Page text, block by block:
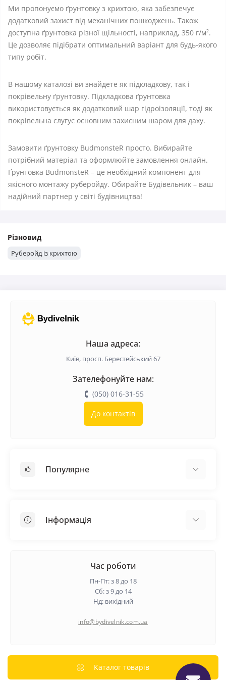
Ми пропонуємо ґрунтовку з крихтою, яка забезпечує
додатковий захист від механічних пошкоджень. Також
доступна ґрунтовка різної щільності, наприклад, 350 г/м².
Це дозволяє підібрати оптимальний варіант для будь-якого
типу робіт.
В нашому каталозі ви знайдете як підкладкову, так і
покрівельну ґрунтовку. Підкладкова ґрунтовка
використовується як додатковий шар гідроізоляції, тоді як
покрівельна слугує основним захисним шаром для даху.
Замовити ґрунтовку BudmonsteR просто. Вибирайте
потрібний матеріал та оформлюйте замовлення онлайн.
Ґрунтовка BudmonsteR – це необхідний компонент для
якісного монтажу руберойду. Обирайте Будівельник – ваш
надійний партнер у світі будівництва!
Різновид
Руберойд із крихтою
Наша адреса:
Київ, просп. Берестейський 67
Зателефонуйте нам:
(050) 016-31-55
До контактів
Популярне
Самовирівнююча суміш
Інформація
Гарантія та повернення
Політика конфіденційності
Час роботи
Пн-Пт: з 8 до 18
Сб: з 9 до 14
Нд: вихідний
info@bydivelnik.com.ua
Каталог товарів